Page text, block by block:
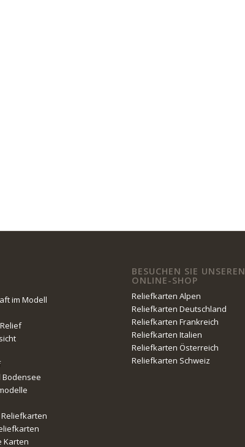
im Modell
Karten
BESUCHEN SIE UNSEREN
ONLINE-SHOP
Reliefkarten Alpen
Reliefkarten Deutschland
Reliefkarten Frankreich
Reliefkarten Italien
Reliefkarten Österreich
Reliefkarten Schweiz